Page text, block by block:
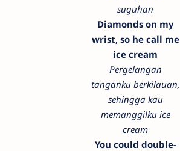
suguhan
Diamonds on my
wrist, so he call me
ice cream
Pergelangan
tanganku berkilauan,
sehingga kau
memanggilku ice
cream
You could double-